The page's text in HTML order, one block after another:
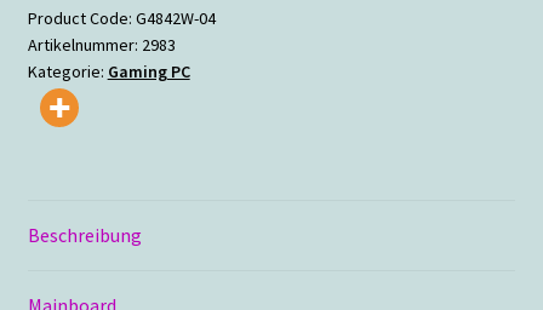
Product Code: G4842W-04
Artikelnummer: 2983
Kategorie: Gaming PC
Beschreibung
Mainboard